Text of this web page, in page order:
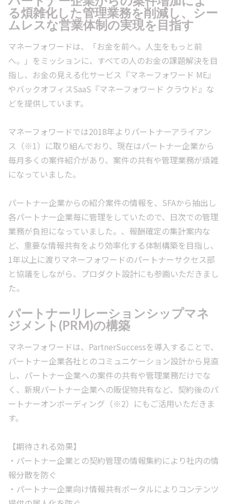
る煩雑化した管理業務を削減し、シー
ムレスな営業体制の実現を目指す
マネーフォワードは、「お金を前へ。人生をもっと前
へ。」をミッションに、すべての人のお金の課題解決を目
指し、お金の見える化サービス『マネーフォワード ME』
やバックオフィスSaaS『マネーフォワード クラウド』な
どを提供しています。
マネーフォワードでは2018年よりパートナーアライアン
ス（※1）に取り組んでおり、現在はパートナー企業から
毎月多くの案件紹介があり、案件の共有や管理業務が煩雑
になっていました。
パートナー企業からの紹介案件の情報を、SFAから抽出し
各パートナー企業毎に管理をしていたので、日次での管理
業務が負担になっていました。、報酬確定の集計案内な
ど、重要な情報共有をより効率化する体制構築を目指し、
1年以上に渡りマネーフォワードのパートナーサクセス部
と協議をしながら、プロダクト設計にも参画いただきまし
た。
パートナーリレーションシップマネ
ジメント(PRM)の構築
マネーフォワードは、PartnerSuccessを導入することで、
パートナー企業各社とのコミュニケーション設計から見直
し、パートナー企業への案件の共有や管理業務だけでな
く、新規パートナー企業への販促物共有など、契約後のパ
ートナーオンボーディング（※2）にもご活用いただきま
す。
【期待される効果】
・パートナー企業との契約管理の情報集約により社内の情
報分散を防ぐ
・パートナー企業向け情報共有ポータルによりコンテンツ